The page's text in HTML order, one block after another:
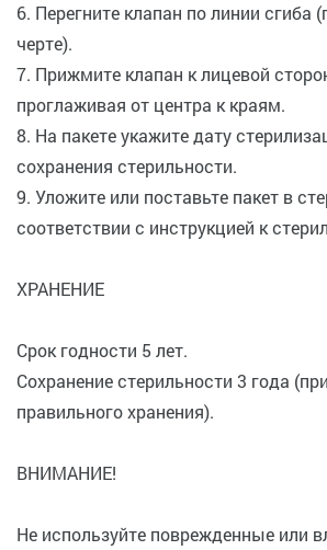
6. Перегните клапан по линии сгиба
черте).
7. Прижмите клапан к лицевой
проглаживая от центра к краям.
8. На пакете укажите дату
сохранения стерильности.
9. Уложите или поставьте пакет в
соответствии с инструкцией к
ХРАНЕНИЕ
Срок годности 5 лет.
Сохранение стерильности 3 года
правильного хранения).
ВНИМАНИЕ!
Не используйте поврежденные или